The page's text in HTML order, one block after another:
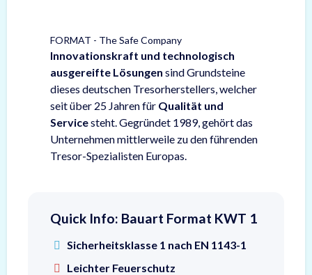
FORMAT - The Safe Company
Innovationskraft und technologisch
ausgereifte Lösungen sind Grundsteine
dieses deutschen Tresorherstellers, welcher
seit über 25 Jahren für Qualität und
Servicesteht. Gegründet 1989, gehört das
Unternehmen mittlerweile zu den führenden
Tresor-Spezialisten Europas.
Quick Info: Bauart Format KWT 1
Sicherheitsklasse 1 nach EN 1143-1
Leichter Feuerschutz